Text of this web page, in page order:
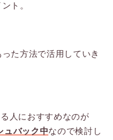
ト。
た方法で活用していき
人におすすめなのが
ュバック中なので検討し